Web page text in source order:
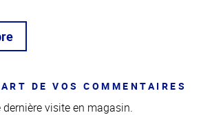
DE VOS COMMENTAIRES
visite en magasin.